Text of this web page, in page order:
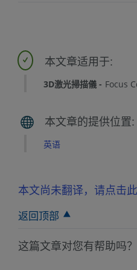
3D激光掃描儀 Focus
英语
本文尚未翻译，请点击
返回顶部
这篇文章对您有帮助吗？